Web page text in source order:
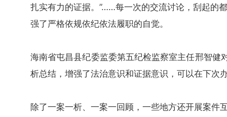
扎实有力的证据。”……每一次的交流讨论，刮起的
强了严格依规依纪依法履职的自觉。
海南省屯昌县纪委监委第五纪检监察室主任邢智健
析总结，增强了法治意识和证据意识，可以在下次
除了一案一析、一案一回顾，一些地方还开展案件